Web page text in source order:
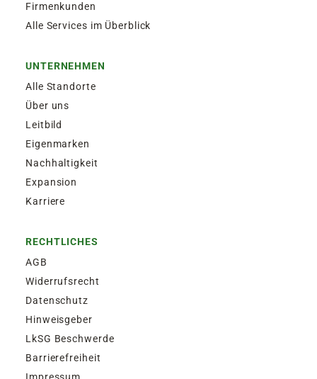
Firmenkunden
Alle Services im Überblick
UNTERNEHMEN
Alle Standorte
Über uns
Leitbild
Eigenmarken
Nachhaltigkeit
Expansion
Karriere
RECHTLICHES
AGB
Widerrufsrecht
Datenschutz
Hinweisgeber
LkSG Beschwerde
Barrierefreiheit